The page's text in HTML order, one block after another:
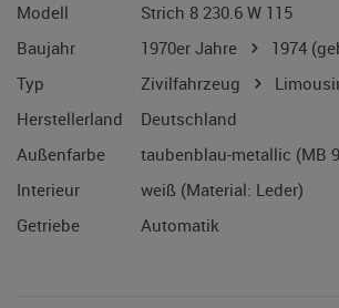
Modell
Strich 8 230.6 W 115
Baujahr
1970er Jahre 1974
Typ
Zivilfahrzeug
Herstellerland
Deutschland
Außenfarbe
taubenblau-metallic (MB
Interieur
weiß (Material: Leder)
Getriebe
Automatik